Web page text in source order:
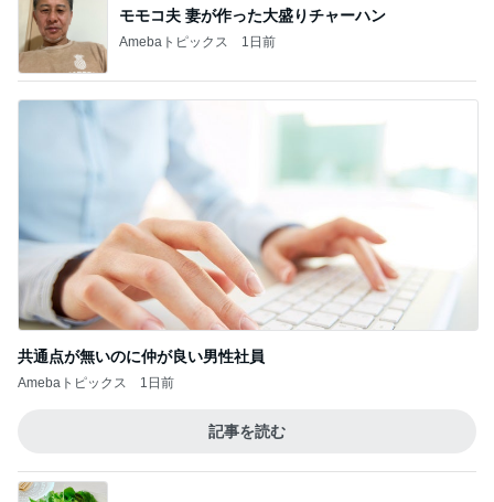
モモコ夫 妻が作った大盛りチャーハン
Amebaトピックス 1日前
共通点が無いのに仲が良い男性社員
Amebaトピックス 1日前
記事を読む